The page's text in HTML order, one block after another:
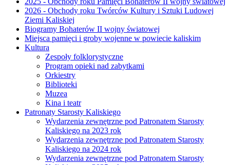
2026 - Obchody roku Twórców Kultury i Sztuki Ludowej
Ziemi Kaliskiej
Biogramy Bohaterów II wojny światowej
Miejsca pamięci i groby wojenne w powiecie kaliskim
Kultura
Zespoły folklorystyczne
Program opieki nad zabytkami
Orkiestry
Biblioteki
Muzea
Kina i teatr
Patronaty Starosty Kaliskiego
Wydarzenia zewnętrzne pod Patronatem Starosty
Kaliskiego na 2023 rok
Wydarzenia zewnętrzne pod Patronatem Starosty
Kaliskiego na 2024 rok
Wydarzenia zewnętrzne pod Patronatem Starosty